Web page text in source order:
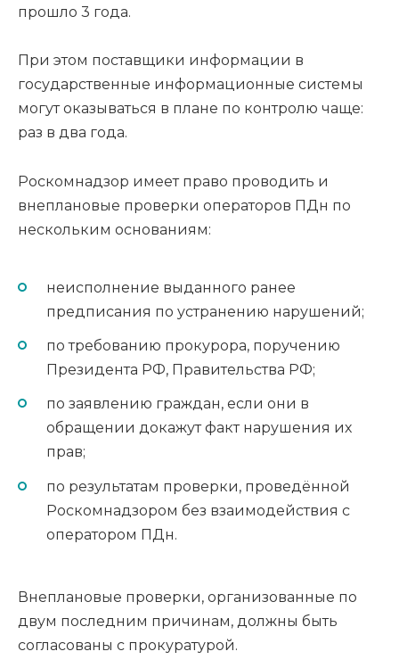
прошло 3 года.
При этом поставщики информации в
государственные информационные системы
могут оказываться в плане по контролю чаще:
раз в два года.
Роскомнадзор имеет право проводить и
внеплановые проверки операторов ПДн по
нескольким основаниям:
неисполнение выданного ранее
предписания по устранению нарушений;
по требованию прокурора, поручению
Президента РФ, Правительства РФ;
по заявлению граждан, если они в
обращении докажут факт нарушения их
прав;
по результатам проверки, проведённой
Роскомнадзором без взаимодействия с
оператором ПДн.
Внеплановые проверки, организованные по
двум последним причинам, должны быть
согласованы с прокуратурой.